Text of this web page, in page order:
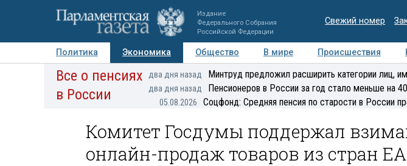
Издание
Федерального Собрания
Российской Федерации
Свежий номер
Политика Экономика Общество В мире Происшествия
Авторы Персоны Мнения Регионы Медиацентр
Все о пенсиях
в России
два дня назад Минтруд предложил расширить категории лиц,
два дня назад Пенсионеров в России за год стало меньше на
05.08.2026 Соцфонд: Средняя пенсия по старости в России
Комитет Госдумы поддержал
онлайн-продаж товаров из стран